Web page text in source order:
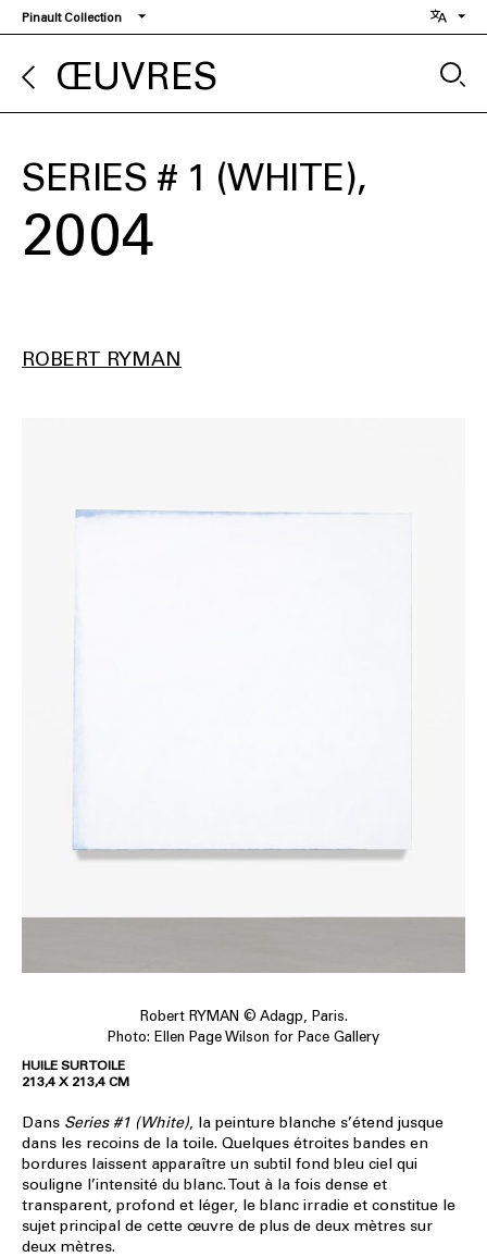
Aller
au
contenu
principal
Pinault Collection
ŒUVRES
SERIES # 1 (WHITE)
2004
ROBERT RYMAN
Robert RYMAN © Adagp, Paris.
Photo: Ellen Page Wilson for Pace Gallery
HUILE SUR TOILE
213,4 X 213,4 CM
Dans Series #1 (White), la peinture blanche s’étend jusque
dans les recoins de la toile. Quelques étroites bandes en
bordures laissent apparaître un subtil fond bleu ciel qui
souligne l’intensité du blanc. Tout à la fois dense et
transparent, profond et léger, le blanc irradie et constitue le
sujet principal de cette œuvre de plus de deux mètres sur
deux mètres.